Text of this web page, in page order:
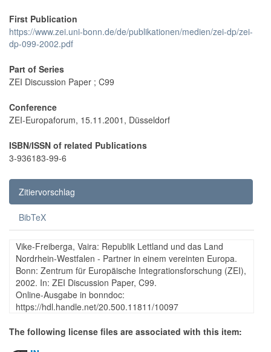
First Publication
https://www.zei.uni-bonn.de/de/publikationen/medien/zei-dp/zei-
dp-099-2002.pdf
Part of Series
ZEI Discussion Paper ; C99
Conference
ZEI-Europaforum, 15.11.2001, Düsseldorf
ISBN/ISSN of related Publications
3-936183-99-6
Zitiervorschlag
BibTeX
Vike-Freiberga, Vaira: Republik Lettland und das Land
Nordrhein-Westfalen - Partner in einem vereinten Europa.
Bonn: Zentrum für Europäische Integrationsforschung (ZEI),
2002. In: ZEI Discussion Paper, C99.
Online-Ausgabe in bonndoc:
https://hdl.handle.net/20.500.11811/10097
The following license files are associated with this item: